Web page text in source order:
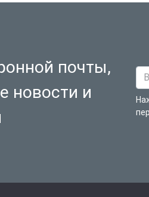
почты,
новости и